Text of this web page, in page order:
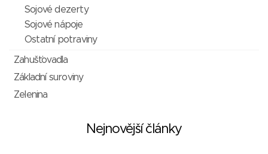
Sojové dezerty
Sojové nápoje
Ostatní potraviny
Zahušťovadla
Základní suroviny
Zelenina
Nejnovější články